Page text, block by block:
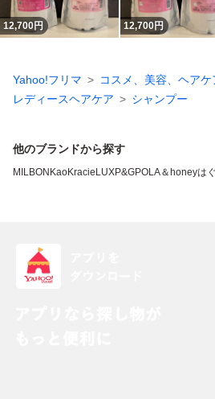
12,700円 12,700円
Yahoo!フリマ
コスメ、美容、ヘアケ
レディースヘアケア
シャンプー
他のブランドから探す
MILBON KaoKracie LUXP&GPOLA＆honeyは